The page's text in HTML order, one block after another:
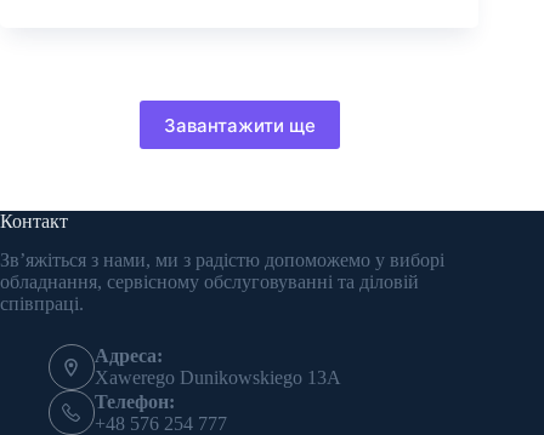
Завантажити ще
Контакт
Зв’яжіться з нами, ми з радістю допоможемо у виборі
обладнання, сервісному обслуговуванні та діловій
співпраці.
Адреса:
Xawerego Dunikowskiego 13A
Телефон:
+48 576 254 777